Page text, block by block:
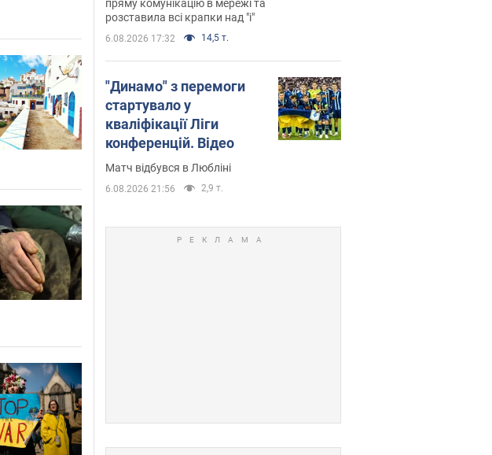
пряму комунікацію в мережі та
розставила всі крапки над "і"
6.08.2026 17:32 14,5 т.
"Динамо" з перемоги
стартувало у
кваліфікації Ліги
конференцій. Відео
Матч відбувся в Любліні
6.08.2026 21:56 2,9 т.